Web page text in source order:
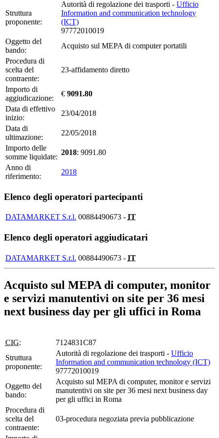
Struttura
proponente:
Autorità di regolazione dei trasporti - Ufficio
Information and communication technology
(ICT)
97772010019
Oggetto del
bando:
Acquisto sul MEPA di computer portatili
Procedura di
scelta del
contraente:
23-affidamento diretto
Importo di
aggiudicazione:
€ 9091.80
Data di effettivo
inizio:
23/04/2018
Data di
ultimazione:
22/05/2018
Importo delle
somme liquidate:
2018: 9091.80
Anno di
riferimento:
2018
Elenco degli operatori partecipanti
DATAMARKET S.r.l. 00884490673 - IT
Elenco degli operatori aggiudicatari
DATAMARKET S.r.l. 00884490673 - IT
Acquisto sul MEPA di computer, monitor
e servizi manutentivi on site per 36 mesi
next business day per gli uffici in Roma
CIG:
7124831C87
Struttura
proponente:
Autorità di regolazione dei trasporti - Ufficio
Information and communication technology (ICT)
97772010019
Oggetto del
bando:
Acquisto sul MEPA di computer, monitor e servizi
manutentivi on site per 36 mesi next business day
per gli uffici in Roma
Procedura di
scelta del
contraente:
03-procedura negoziata previa pubblicazione